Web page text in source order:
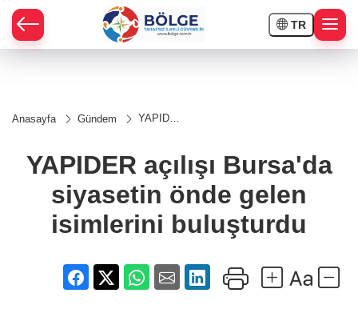
TR
Anasayfa Gündem
YAPIDER
önde
isimlerini
buluşturdu
YAPIDER açılışı Bursa'da
siyasetin önde gelen
isimlerini buluşturdu